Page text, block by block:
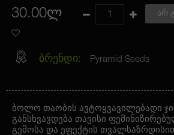
30.00ლ არ
ბრენდი: Pyramid Seeds
ბოლო თაობის ავტოყვავილებადი
განსხვავდება თავისი
გემოსა და ეფექტის